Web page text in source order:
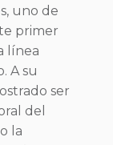
uno de
primer
línea
A su
ser
del
la